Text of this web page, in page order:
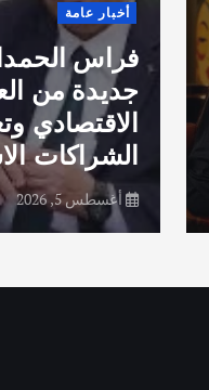
أخبار عامة
فراس
جديدة من
الاقتصادي
الشراكات
أغسطس 5, 2026